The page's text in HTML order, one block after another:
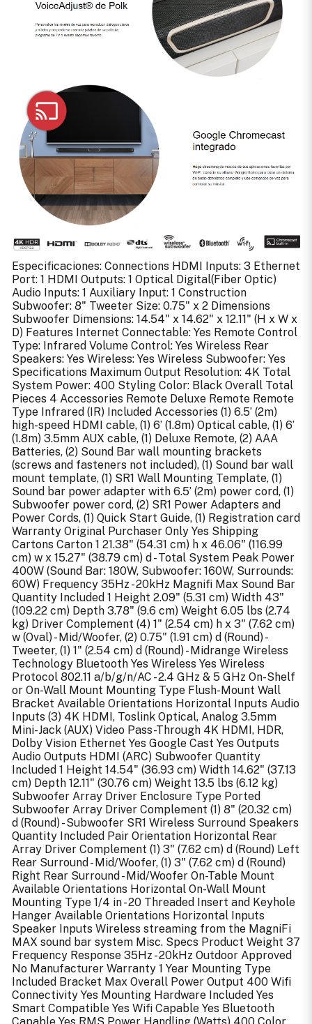
Especificaciones: Connections HDMI Inputs: 3 Ethernet
Port: 1 HDMI Outputs: 1 Optical Digital(Fiber Optic)
Audio Inputs: 1 Auxiliary Input: 1 Construction
Subwoofer: 8" Tweeter Size: 0.75" x 2 Dimensions
Subwoofer Dimensions: 14.54" x 14.62" x 12.11" (H x W x
D) Features Internet Connectable: Yes Remote Control
Type: Infrared Volume Control: Yes Wireless Rear
Speakers: Yes Wireless: Yes Wireless Subwoofer: Yes
Specifications Maximum Output Resolution: 4K Total
System Power: 400 Styling Color: Black Overall Total
Pieces 4 Accessories Remote Deluxe Remote Remote
Type Infrared (IR) Included Accessories (1) 6.5’ (2m)
high-speed HDMI cable, (1) 6’ (1.8m) Optical cable, (1) 6’
(1.8m) 3.5mm AUX cable, (1) Deluxe Remote, (2) AAA
Batteries, (2) Sound Bar wall mounting brackets
(screws and fasteners not included), (1) Sound bar wall
mount template, (1) SR1 Wall Mounting Template, (1)
Sound bar power adapter with 6.5’ (2m) power cord, (1)
Subwoofer power cord, (2) SR1 Power Adapters and
Power Cords, (1) Quick Start Guide, (1) Registration card
Warranty Original Purchaser Only Yes Shipping
Cartons Carton 1 21.38" (54.31 cm) h x 46.06" (116.99
cm) w x 15.27" (38.79 cm) d - Total System Peak Power
400W (Sound Bar: 180W, Subwoofer: 160W, Surrounds:
60W) Frequency 35Hz - 20kHz Magnifi Max Sound Bar
Quantity Included 1 Height 2.09" (5.31 cm) Width 43"
(109.22 cm) Depth 3.78" (9.6 cm) Weight 6.05 lbs (2.74
kg) Driver Complement (4) 1" (2.54 cm) h x 3" (7.62 cm)
w (Oval) - Mid/Woofer, (2) 0.75" (1.91 cm) d (Round) -
Tweeter, (1) 1" (2.54 cm) d (Round) - Midrange Wireless
Technology Bluetooth Yes Wireless Yes Wireless
Protocol 802.11 a/b/g/n/AC - 2.4 GHz & 5 GHz On-Shelf
or On-Wall Mount Mounting Type Flush-Mount Wall
Bracket Available Orientations Horizontal Inputs Audio
Inputs (3) 4K HDMI, Toslink Optical, Analog 3.5mm
Mini-Jack (AUX) Video Pass-Through 4K HDMI, HDR,
Dolby Vision Ethernet Yes Google Cast Yes Outputs
Audio Outputs HDMI (ARC) Subwoofer Quantity
Included 1 Height 14.54" (36.93 cm) Width 14.62" (37.13
cm) Depth 12.11" (30.76 cm) Weight 13.5 lbs (6.12 kg)
Subwoofer Array Driver Enclosure Type Ported
Subwoofer Array Driver Complement (1) 8" (20.32 cm)
d (Round) - Subwoofer SR1 Wireless Surround Speakers
Quantity Included Pair Orientation Horizontal Rear
Array Driver Complement (1) 3" (7.62 cm) d (Round) Left
Rear Surround - Mid/Woofer, (1) 3" (7.62 cm) d (Round)
Right Rear Surround - Mid/Woofer On-Table Mount
Available Orientations Horizontal On-Wall Mount
Mounting Type 1/4 in - 20 Threaded Insert and Keyhole
Hanger Available Orientations Horizontal Inputs
Speaker Inputs Wireless streaming from the MagniFi
MAX sound bar system Misc. Specs Product Weight 37
Frequency Response 35Hz - 20kHz Outdoor Approved
No Manufacturer Warranty 1 Year Mounting Type
Included Bracket Max Overall Power Output 400 Wifi
Connectivity Yes Mounting Hardware Included Yes
Smart Compatible Yes Wifi Capable Yes Bluetooth